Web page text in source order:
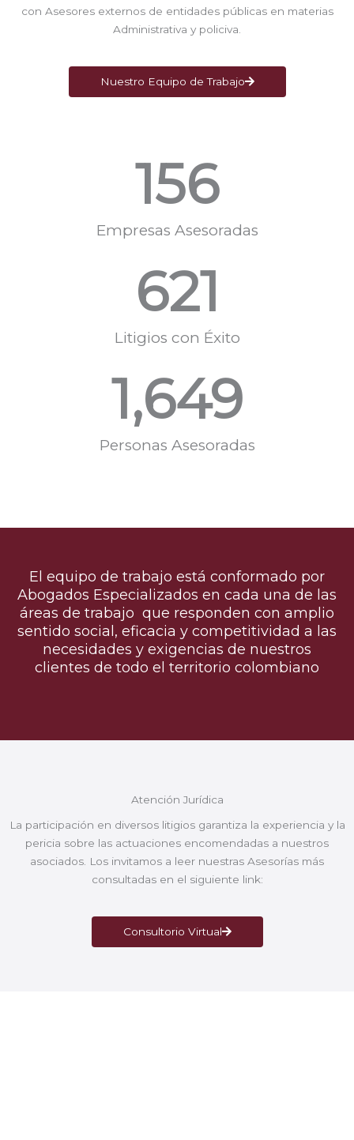
con Asesores externos de entidades públicas en materias
Administrativa y policiva.
Nuestro Equipo de Trabajo
Empresas Asesoradas
156
Litigios con Éxito
621
Personas Asesoradas
1,649
El equipo de trabajo está conformado por
Abogados Especializados en cada una de las
áreas de trabajo que responden con amplio
sentido social, eficacia y competitividad a las
necesidades y exigencias de nuestros
clientes de todo el territorio colombiano
Atención Jurídica
La participación en diversos litigios garantiza la experiencia y la
pericia sobre las actuaciones encomendadas a nuestros
asociados. Los invitamos a leer nuestras Asesorías más
consultadas en el siguiente link:
Consultorio Virtual